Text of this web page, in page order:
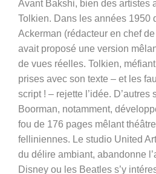
Avant Bakshi, bien des artistes
Tolkien. Dans les années 1950
Ackerman (rédacteur en chef de
avait proposé une version
de vues réelles. Tolkien,
prises avec son texte – et les
script ! – rejette l’idée. D’autres
Boorman, notamment,
fou de 176 pages mêlant
felliniennes. Le studio United
du délire ambiant, abandonne
Disney ou les Beatles s’y